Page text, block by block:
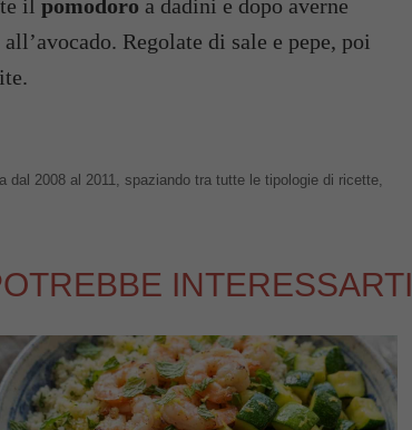
il pomodoro a dadini e dopo averne
Regolate di sale e pepe, poi
dal 2008 al 2011, spaziando tra tutte le tipologie di ricette,
INTERESSARTI